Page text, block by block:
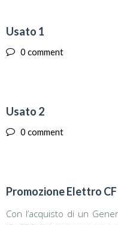
26
Usato 1
0 comment
26
Usato 2
0 comment
25
Promozione Elettro CF
Con l’acquisto di un